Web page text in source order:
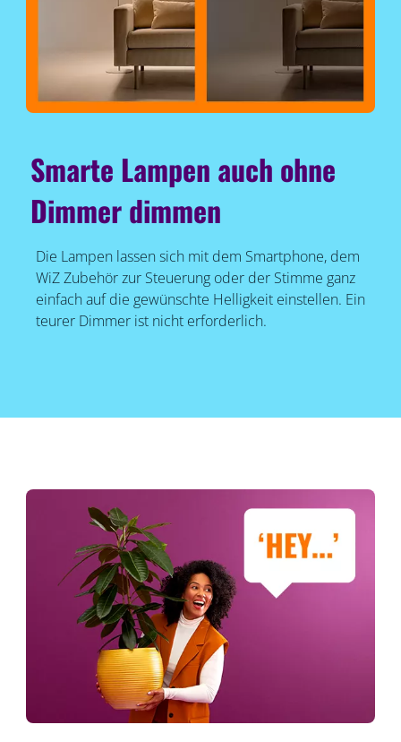
Smarte Lampen auch ohne
Dimmer dimmen
Die Lampen lassen sich mit dem Smartphone, dem
WiZ Zubehör zur Steuerung oder der Stimme ganz
einfach auf die gewünschte Helligkeit einstellen. Ein
teurer Dimmer ist nicht erforderlich.